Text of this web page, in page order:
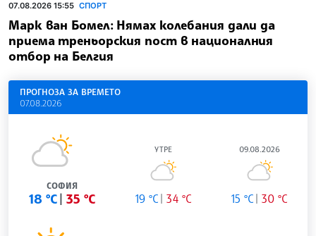
07.08.2026 15:55 СПОРТ
Марк ван Бомел: Нямах колебания дали да
приема треньорския пост в националния
отбор на Белгия
ПРОГНОЗА ЗА ВРЕМЕТО
07.08.2026
СОФИЯ
18 °C 35 °C
УТРЕ
19 °C 34 °C
09.08.2026
15 °C 30 °C